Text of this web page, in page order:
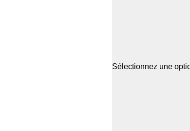
Sélectionnez une